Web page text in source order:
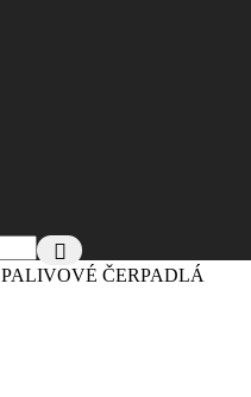
PALIVOVÉ ČERPADLÁ